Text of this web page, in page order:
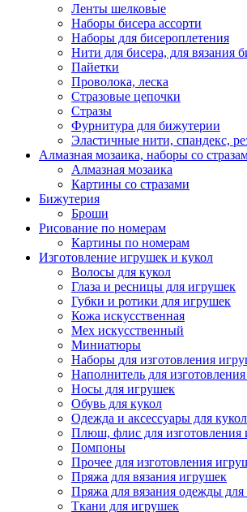
Ленты шелковые
Наборы бисера ассорти
Наборы для бисероплетения
Нити для бисера, для вязания
Пайетки
Проволока, леска
Стразовые цепочки
Стразы
Фурнитура для бижутерии
Эластичные нити, спандекс,
Алмазная мозаика, наборы со
Алмазная мозаика
Картины co стразами
Бижутерия
Броши
Рисование по номерам
Картины по номерам
Изготовление игрушек и кукол
Волосы для кукол
Глаза и ресницы для игрушек
Губки и ротики для игрушек
Кожа искусственная
Мех искусственный
Миниатюры
Наборы для изготовления
Наполнитель для
Носы для игрушек
Обувь для кукол
Одежда и аксессуары для кукол
Плюш, флис для изготовления
Помпоны
Прочее для изготовления
Пряжа для вязания игрушек
Пряжа для вязания одежды для
Ткани для игрушек